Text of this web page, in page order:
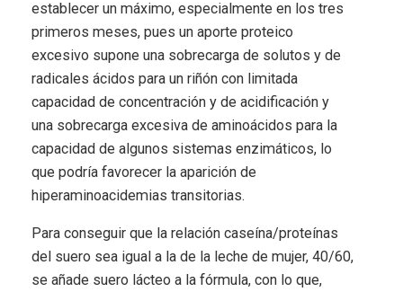
establecer un máximo, especialmente en los tres
primeros meses, pues un aporte proteico
excesivo supone una sobrecarga de solutos y de
radicales ácidos para un riñón con limitada
capacidad de concentración y de acidificación y
una sobrecarga excesiva de aminoácidos para la
capacidad de algunos sistemas enzimáticos, lo
que podría favorecer la aparición de
hiperaminoacidemias transitorias.
Para conseguir que la relación caseína/proteínas
del suero sea igual a la de la leche de mujer, 40/60,
se añade suero lácteo a la fórmula, con lo que,